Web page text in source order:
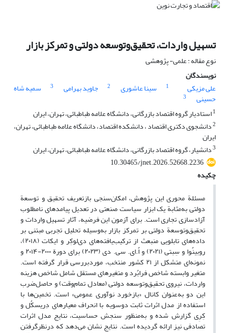
تسهیل واردات، تحقیق‌وتوسعه دولتی و تمرکز بازار
نوع مقاله : علمی- پژوهشی
نویسندگان
علی مزیکی
1 سینا عاشوری 2 جاوید بهرامی 3 سمیه شاه
حسینی
3
1استادیار گروه اقتصاد بازرگانی، دانشگاه علامه طباطبائی، تهران، ایران
2دانشجوی دکتری اقتصاد ، دانشکده اقتصاد، دانشگاه علامه طباطبائی، تهران،
ایران
3دانشیار، گروه اقتصاد بازرگانی، دانشگاه علامه طباطبائی، تهران، ایران
10.30465/jnet.2026.52668.2236
چکیده
مسئلة محوری این پژوهش، امکان‌سنجی بازتعریف تحقیق و توسعة
دولتی به‌مثابة یک ابزار سیاست صنعتی در تعدیل پیامدهای نامطلوب
آزادسازی تجاری است. برای آزمون این فرضیه، آثار تسهیل واردات و
تحقیق‌وتوسعة دولتی بر تمرکز بازار به‌وسیله تحلیل تجربی مبتنی بر
داده‌های تابلویی منبعث از ترکیب‌یافته‌های دی‌لوکِر و ایکات (۲۰۱۸)،
روبینُوا و سِبتی (۲۰۲۱) و اُ.ای. سی. دی (۲۰۲۳) برای دورة ۲۰۰۰-۲۰۱۴ و
نمونه‌ای متشکل از ۲۱ کشور منتخب، موردبررسی قرار گرفته است.
متغیر وابسته شاخص فرابُرد و متغیرهای مستقل شامل شاخص هزینه
واردات، نیروی تحقیق‌وتوسعه دولتی (معادل تمام‌وقت) و حاصل‌ضرب
این دو به‌عنوان کانال «بازخورد نوآوری عمومی» است. تخمین‌ها با
استفاده از مدل اثرات ثابت دوسویه با انحراف معیارهای دِریسکُل و
کِرِی گزارش شده و به‌منظور سنجش حساسیت، نتایج مدل اثرات
تصادفی نیز ارائه گردیده است. نتایج نشان می‌دهد که درنظرگرفتن